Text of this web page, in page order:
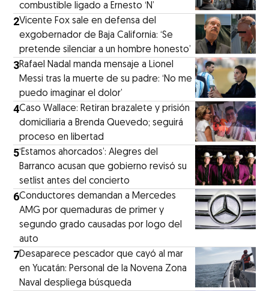
combustible ligado a Ernesto ‘N’
2Vicente Fox sale en defensa del
exgobernador de Baja California: ‘Se
pretende silenciar a un hombre honesto’
3Rafael Nadal manda mensaje a Lionel
Messi tras la muerte de su padre: ‘No me
puedo imaginar el dolor’
4Caso Wallace: Retiran brazalete y prisión
domiciliaria a Brenda Quevedo; seguirá
proceso en libertad
5‘Estamos ahorcados’: Alegres del
Barranco acusan que gobierno revisó su
setlist antes del concierto
6Conductores demandan a Mercedes
AMG por quemaduras de primer y
segundo grado causadas por logo del
auto
7Desaparece pescador que cayó al mar
en Yucatán: Personal de la Novena Zona
Naval despliega búsqueda